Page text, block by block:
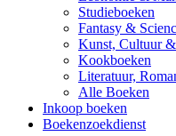
Studieboeken
Fantasy &
Kunst, Cultuur
Kookboeken
Literatuur,
Alle Boeken
Inkoop boeken
Boekenzoekdienst